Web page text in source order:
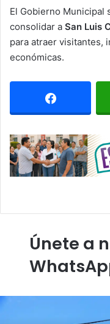
El Gobierno Municipal
consolidar a San Luis
para atraer visitantes,
económicas.
Únete a